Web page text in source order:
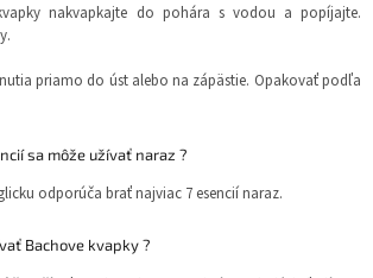
nakvapkajte do pohára s vodou a popíjajte.
priamo do úst alebo na zápästie. Opakovať podľa
sa môže užívať naraz ?
odporúča brať najviac 7 esencií naraz.
Bachove kvapky ?